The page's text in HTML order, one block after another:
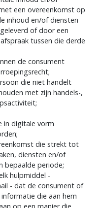
inhoud en/of
een overeenkomst op
inhoud en/of diensten
of door een
tussen die derde
de consument
die niet handelt
met zijn handels-,
in digitale vorm
die strekt tot
diensten en/of
bepaalde periode;
hulpmiddel -
- dat de consument of
die aan hem